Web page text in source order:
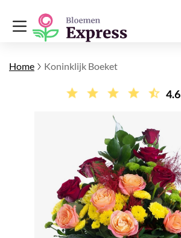
Home Koninklijk Boeket
4.6